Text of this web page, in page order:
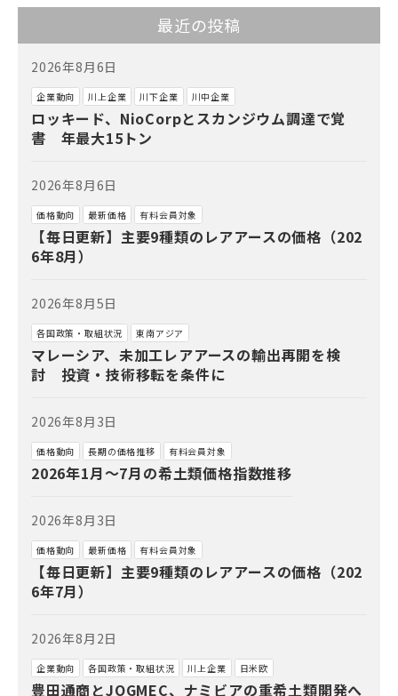
最近の投稿
2026年8月6日
企業動向 川上企業 川下企業 川中企業
ロッキード、NioCorpとスカンジウム調達で覚
書 年最大15トン
2026年8月6日
価格動向 最新価格 有料会員対象
【毎日更新】主要9種類のレアアースの価格（202
6年8月）
2026年8月5日
各国政策・取組状況 東南アジア
マレーシア、未加工レアアースの輸出再開を検
討 投資・技術移転を条件に
2026年8月3日
価格動向 長期の価格推移 有料会員対象
2026年1月～7月の希土類価格指数推移
2026年8月3日
価格動向 最新価格 有料会員対象
【毎日更新】主要9種類のレアアースの価格（202
6年7月）
2026年8月2日
企業動向 各国政策・取組状況 川上企業 日米欧
豊田通商とJOGMEC、ナミビアの重希土類開発へ